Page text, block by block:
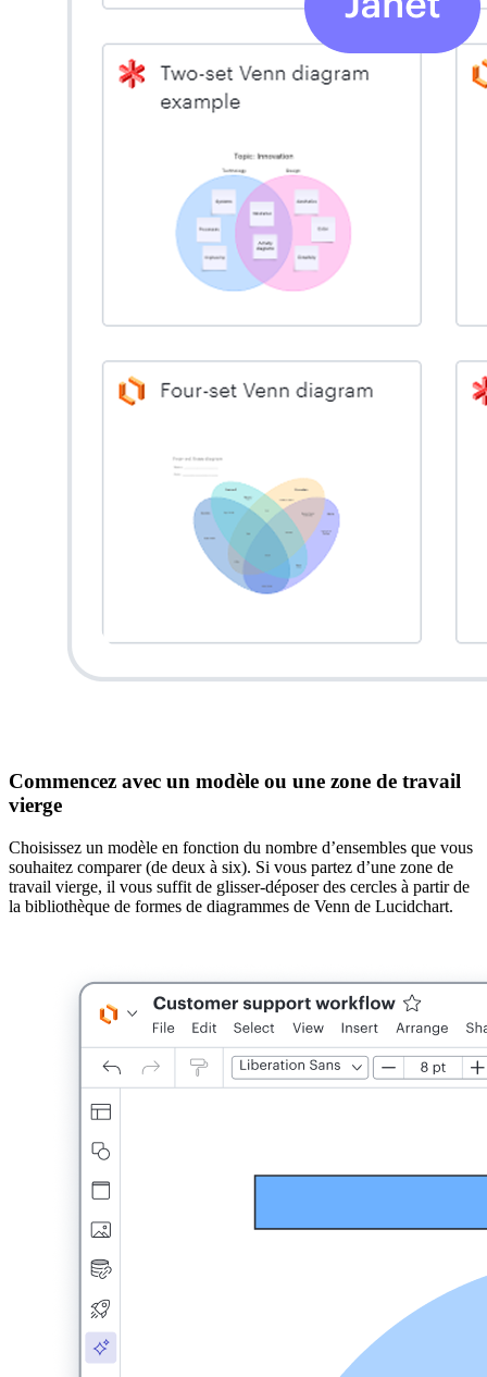
Commencez avec un modèle ou une zone de travail
vierge
Choisissez un modèle en fonction du nombre d’ensembles que vous
souhaitez comparer (de deux à six). Si vous partez d’une zone de
travail vierge, il vous suffit de glisser-déposer des cercles à partir de
la bibliothèque de formes de diagrammes de Venn de Lucidchart.